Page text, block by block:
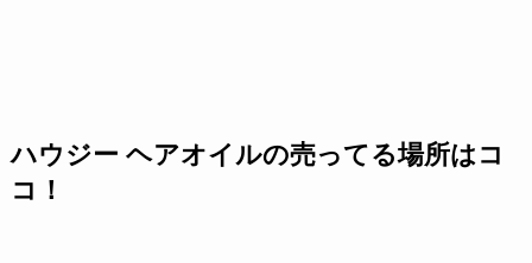
ハウジー ヘアオイルの売ってる場所はコ
コ！